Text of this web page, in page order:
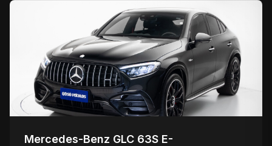
Mercedes-Benz GLC 63S E-